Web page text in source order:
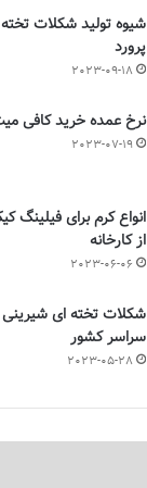
شیوه تولید شکلات
پرورد
2023-09-18
نرخ عمده خرید کافی
2023-07-19
انواع کرم برای
از کارخانه
2023-06-06
سراسر کشور
2023-05-28